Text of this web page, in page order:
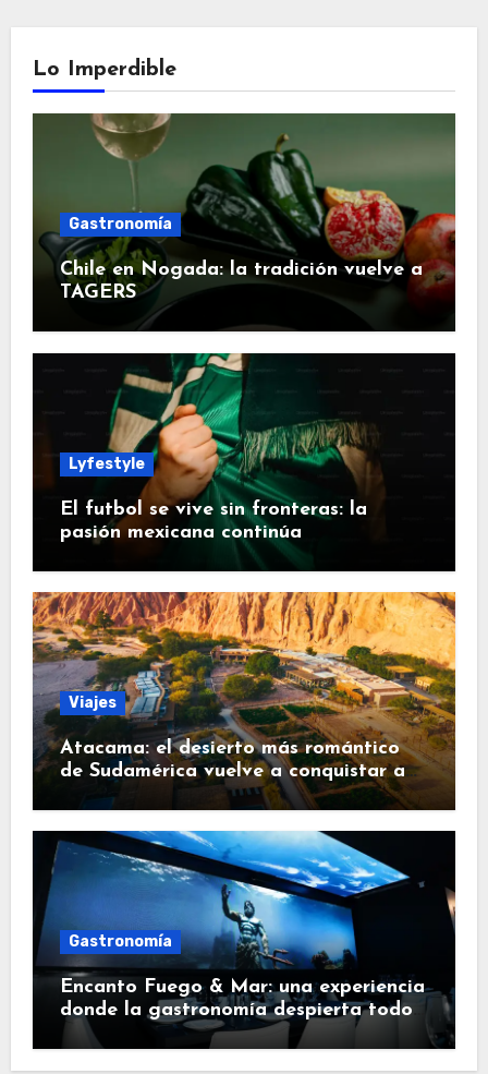
Lo Imperdible
Gastronomía
Chile en Nogada: la tradición vuelve a
TAGERS
Lyfestyle
El futbol se vive sin fronteras: la
pasión mexicana continúa
Viajes
Atacama: el desierto más romántico
de Sudamérica vuelve a conquistar a
los viajeros
Gastronomía
Encanto Fuego & Mar: una experiencia
donde la gastronomía despierta todos
los sentidos